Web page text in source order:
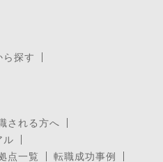
探す
される方へ
ル
点一覧
転職成功事例